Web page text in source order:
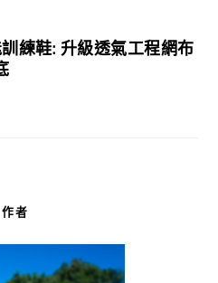
練鞋: 升級透氣工程網布
作者